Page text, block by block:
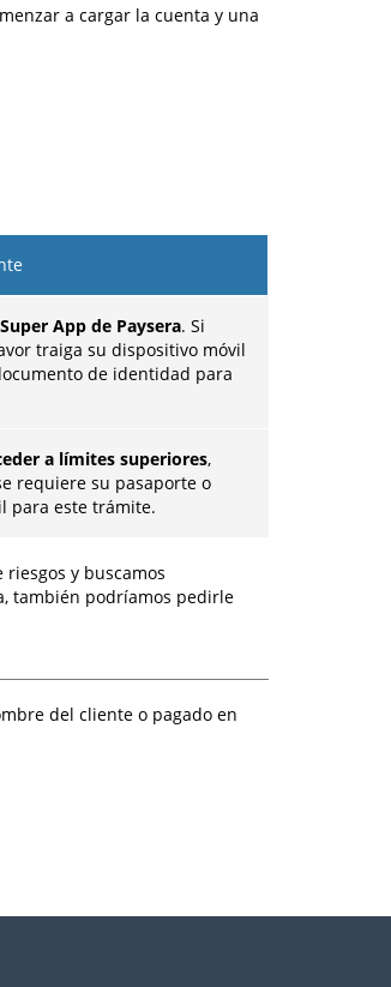
a cargar la cuenta y una
Super App de Paysera. Si
traiga su dispositivo móvil
de identidad para
a límites superiores,
requiere su pasaporte o
para este trámite.
y buscamos
también podríamos pedirle
del cliente o pagado en